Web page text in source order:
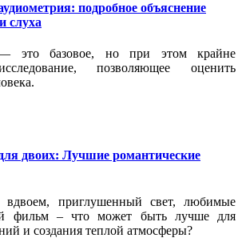
подробное объяснение
слуха
— это базовое, но при этом крайне
позволяющее оценить
двоих: Лучшие романтические
приглушенный свет, любимые
фильм – что может быть лучше для
и создания теплой атмосферы?